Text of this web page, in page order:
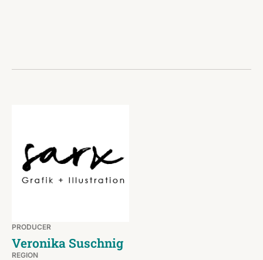
PRODUCER
Veronika Suschnig
REGION